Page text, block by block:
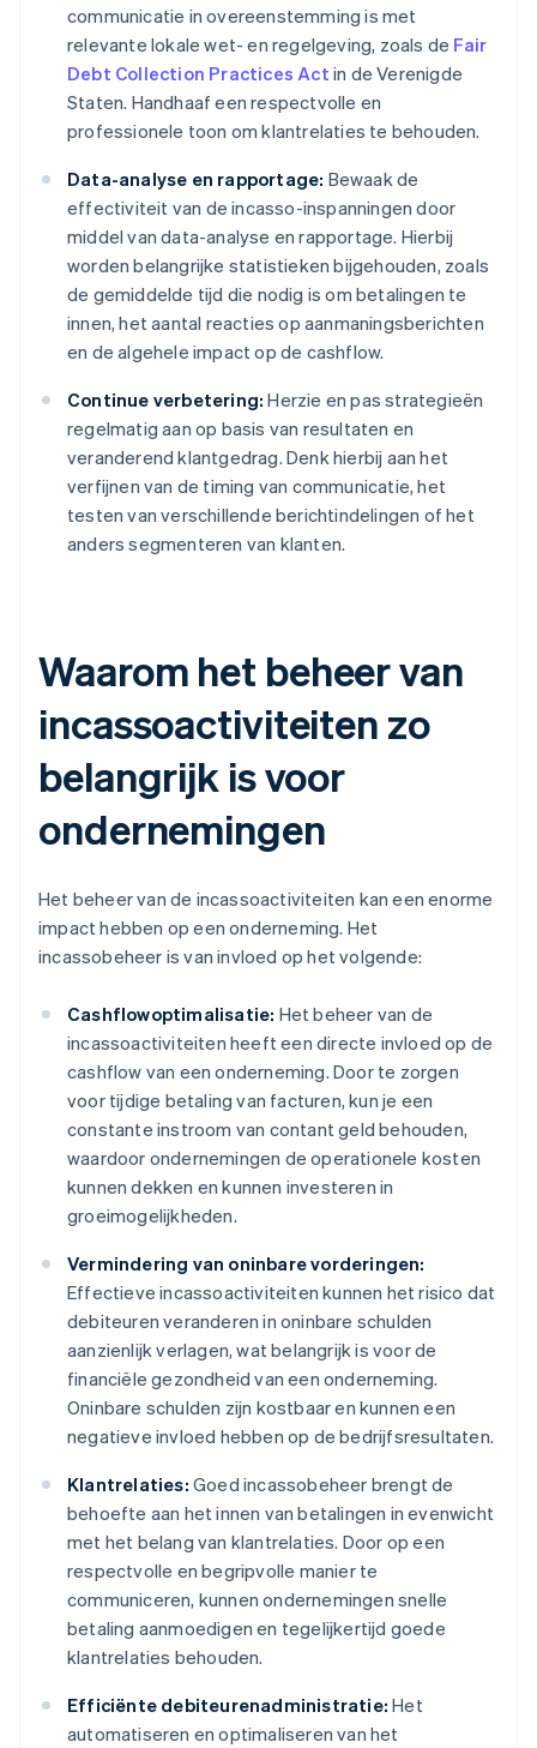
communicatie in overeenstemming is met
relevante lokale wet- en regelgeving, zoals de Fair
Debt Collection Practices Act in de Verenigde
Staten. Handhaaf een respectvolle en
professionele toon om klantrelaties te behouden.
Data-analyse en rapportage: Bewaak de
effectiviteit van de incasso-inspanningen door
middel van data-analyse en rapportage. Hierbij
worden belangrijke statistieken bijgehouden, zoals
de gemiddelde tijd die nodig is om betalingen te
innen, het aantal reacties op aanmaningsberichten
en de algehele impact op de cashflow.
Continue verbetering: Herzie en pas strategieën
regelmatig aan op basis van resultaten en
veranderend klantgedrag. Denk hierbij aan het
verfijnen van de timing van communicatie, het
testen van verschillende berichtindelingen of het
anders segmenteren van klanten.
Waarom het beheer van
incassoactiviteiten zo
belangrijk is voor
ondernemingen
Het beheer van de incassoactiviteiten kan een enorme
impact hebben op een onderneming. Het
incassobeheer is van invloed op het volgende:
Cashflowoptimalisatie: Het beheer van de
incassoactiviteiten heeft een directe invloed op de
cashflow van een onderneming. Door te zorgen
voor tijdige betaling van facturen, kun je een
constante instroom van contant geld behouden,
waardoor ondernemingen de operationele kosten
kunnen dekken en kunnen investeren in
groeimogelijkheden.
Vermindering van oninbare vorderingen:
Effectieve incassoactiviteiten kunnen het risico dat
debiteuren veranderen in oninbare schulden
aanzienlijk verlagen, wat belangrijk is voor de
financiële gezondheid van een onderneming.
Oninbare schulden zijn kostbaar en kunnen een
negatieve invloed hebben op de bedrijfsresultaten.
Klantrelaties: Goed incassobeheer brengt de
behoefte aan het innen van betalingen in evenwicht
met het belang van klantrelaties. Door op een
respectvolle en begripvolle manier te
communiceren, kunnen ondernemingen snelle
betaling aanmoedigen en tegelijkertijd goede
klantrelaties behouden.
Efficiënte debiteurenadministratie: Het
automatiseren en optimaliseren van het